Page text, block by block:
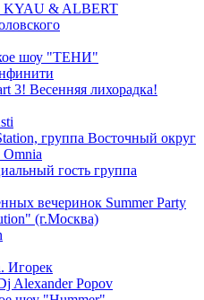
KYAU & ALBERT
шоу "ТЕНИ"
3! Весенняя лихорадка!
группа Восточный округ
Omnia
гость группа
вечеринок Summer Party
(г.Москва)
Игорек
Alexander Popov